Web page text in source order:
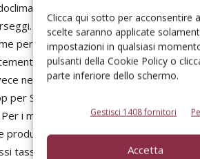
Clicca qui sotto per acconsentire
scelte saranno applicate
impostazioni in qualsiasi
pulsanti della Cookie Policy o
parte inferiore dello schermo.
Gestisci 1408 fornitori
Accetta
ottimali, come pure di
Ad essi si affiancano altre
per esempio SY BRABUS, un Classe
colorata ed alto peso ettolitrico
nella Classe 500 una grande
per SY JULLEN, il quale allo stato
i maiscoltori che invece hanno “fretta”,
produttiva, mentre NK KOBALT è il
tassi di umidità alla raccolta.